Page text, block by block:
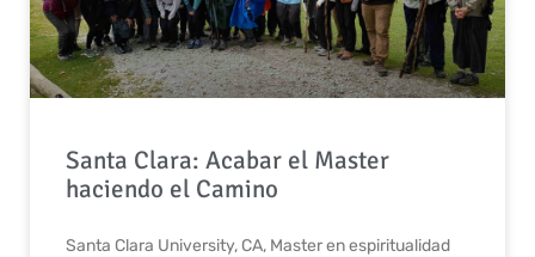
Santa Clara: Acabar el Master
haciendo el Camino
Santa Clara University, CA, Master en espiritualidad